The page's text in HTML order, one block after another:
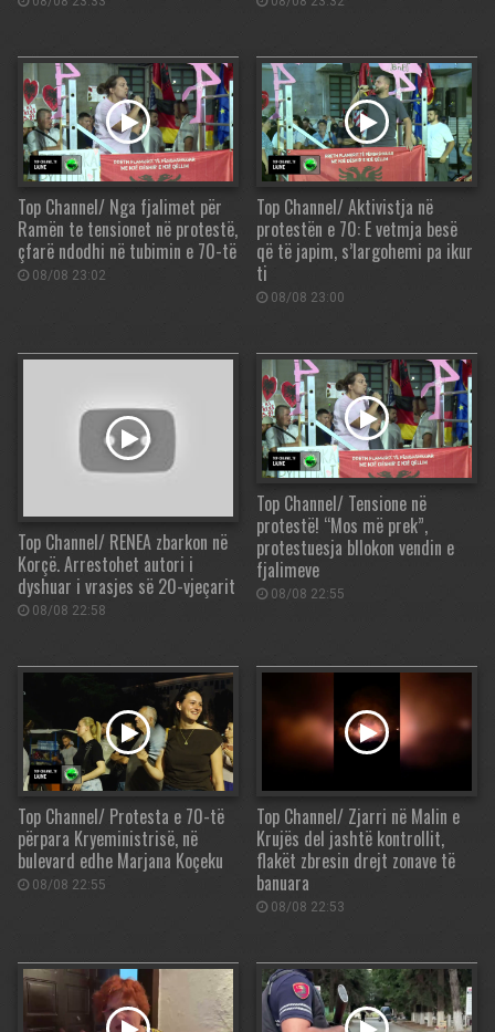
Top Channel/ Nga fjalimet për
Ramën te tensionet në protestë,
çfarë ndodhi në tubimin e 70-të
08/08 23:02
Top Channel/ Aktivistja në
protestën e 70: E vetmja besë
që të japim, s’largohemi pa ikur
ti
08/08 23:00
Top Channel/ RENEA zbarkon në
Korçë. Arrestohet autori i
dyshuar i vrasjes së 20-vjeçarit
08/08 22:58
Top Channel/ Tensione në
protestë! “Mos më prek”,
protestuesja bllokon vendin e
fjalimeve
08/08 22:55
Top Channel/ Protesta e 70-të
përpara Kryeministrisë, në
bulevard edhe Marjana Koçeku
08/08 22:55
Top Channel/ Zjarri në Malin e
Krujës del jashtë kontrollit,
flakët zbresin drejt zonave të
banuara
08/08 22:53